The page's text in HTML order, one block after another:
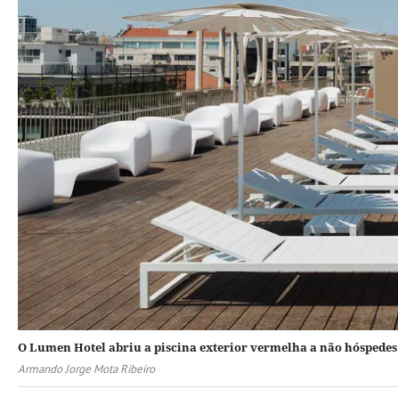
O Lumen Hotel abriu a piscina exterior vermelha a não hóspedes
Armando Jorge Mota Ribeiro